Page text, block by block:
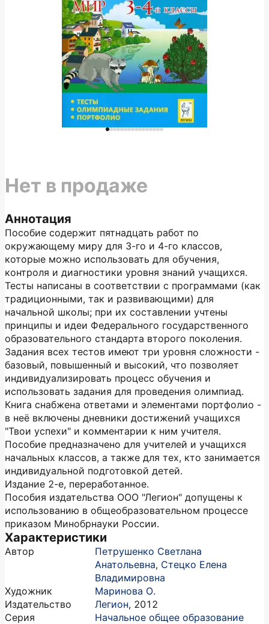
Аннотация
Пособие содержит пятнадцать работ по
окружающему миру для 3-го и 4-го классов,
которые можно использовать для обучения,
контроля и диагностики уровня знаний учащихся.
Тесты написаны в соответствии с программами (как
традиционными, так и развивающими) для
начальной школы; при их составлении учтены
принципы и идеи Федерального государственного
образовательного стандарта второго поколения.
Задания всех тестов имеют три уровня сложности -
базовый, повышенный и высокий, что позволяет
индивидуализировать процесс обучения и
использовать задания для проведения олимпиад.
Книга снабжена ответами и элементами портфолио -
в неё включены дневники достижений учащихся
"Твои успехи" и комментарии к ним учителя.
Пособие предназначено для учителей и учащихся
начальных классов, а также для тех, кто занимается
индивидуальной подготовкой детей.
Издание 2-е, переработанное.
Пособия издательства ООО "Легион" допущены к
использованию в общеобразовательном процессе
приказом Минобрнауки России.
Характеристики
Автор
Петрушенко Светлана
Анатольевна, Стецко Елена
Владимировна
Художник
Маринова О.
Издательство
Легион, 2012
Серия
Начальное общее образование
Нет в продаже